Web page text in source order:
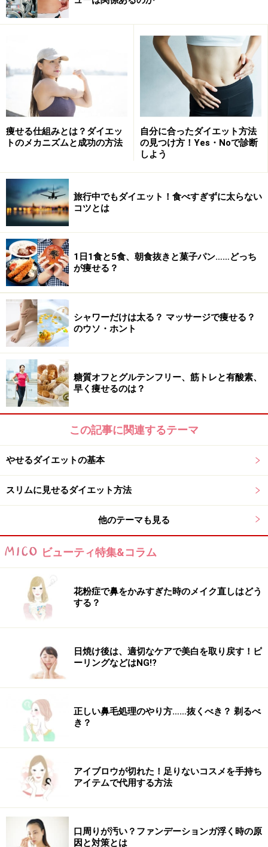
□どちらかに決めることが苦手
□人は人、自分は自分で他人がどう思うと気にならない
□大勢でつるむのが苦手
□イライラすると言動に出やすい
□物事にはきっちり白黒つけたい
□あれこれ悩まず、まずはやってみる
□自分から積極的に話すことはないが、人の話を聞くこ
とは苦痛ではない
□空想したりするのが好き
□興味のあることには深く集中できる
□良くいえば慎重、悪くいうと優柔不断
□あまり浮かれるようなことはない
■タイプD
□初対面でも気兼ねなく話ができる
□部屋の片づけが苦手
□1人でいるより大勢でいたい＆寂しがり屋なところがあ
る
□人とはマメに連絡をとるほう
□趣味は多いほうだと思う
性格別おすすめダイエット方法！
タイプAが多かったアナタは……
生活の一部としてダイエットを継続できるもの、無理の
ないゆるいダイエット法がオススメ。
誰かと競い合ったり、ストレスがたまるハードなダイエ
ット法は不向きでしょう。
●運動系
など
○食事系
食べ順ダイエット、
菜ジュース、
■タイプＢが多かったアナタは……
「せっかち＆ストイック」
痩せる仕組みとは？ダイエッ
トのメカニズムと成功の方法
自分に合ったダイエット方法
の見つけ方！Yes・Noで診断
しよう
旅行中でもダイエット！食べすぎずに太らない
コツとは
1日1食と5食、朝食抜きと菓子パン……どっち
が痩せる？
シャワーだけは太る？ マッサージで痩せる？
のウソ・ホント
糖質オフとグルテンフリー、筋トレと有酸素、
早く痩せるのは？
この記事に関連するテーマ
やせるダイエットの基本
スリムに見せるダイエット方法
他のテーマも見る
ビューティ特集&コラム
花粉症で鼻をかみすぎた時のメイク直しはどう
する？
日焼け後は、適切なケアで美白を取り戻す！ピ
ーリングなどはNG!?
正しい鼻毛処理のやり方……抜くべき？ 剃るべ
き？
アイブロウが切れた！足りないコスメを手持ち
アイテムで代用する方法
口周りが汚い？ファンデーションガ浮く時の原
因と対策とは